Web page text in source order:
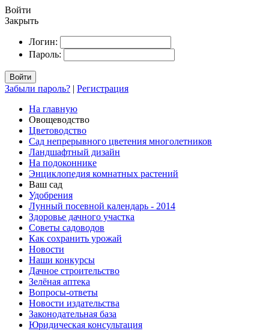
Войти
Закрыть
Логин:
Пароль:
Войти
Забыли пароль? | Регистрация
На главную
Овощеводство
Цветоводство
Сад непрерывного цветения многолетников
Ландшафтный дизайн
На подоконнике
Энциклопедия комнатных растений
Ваш сад
Удобрения
Лунный посевной календарь - 2014
Здоровье дачного участка
Советы садоводов
Как сохранить урожай
Новости
Наши конкурсы
Дачное строительство
Зелёная аптека
Вопросы-ответы
Новости издательства
Законодательная база
Юридическая консультация